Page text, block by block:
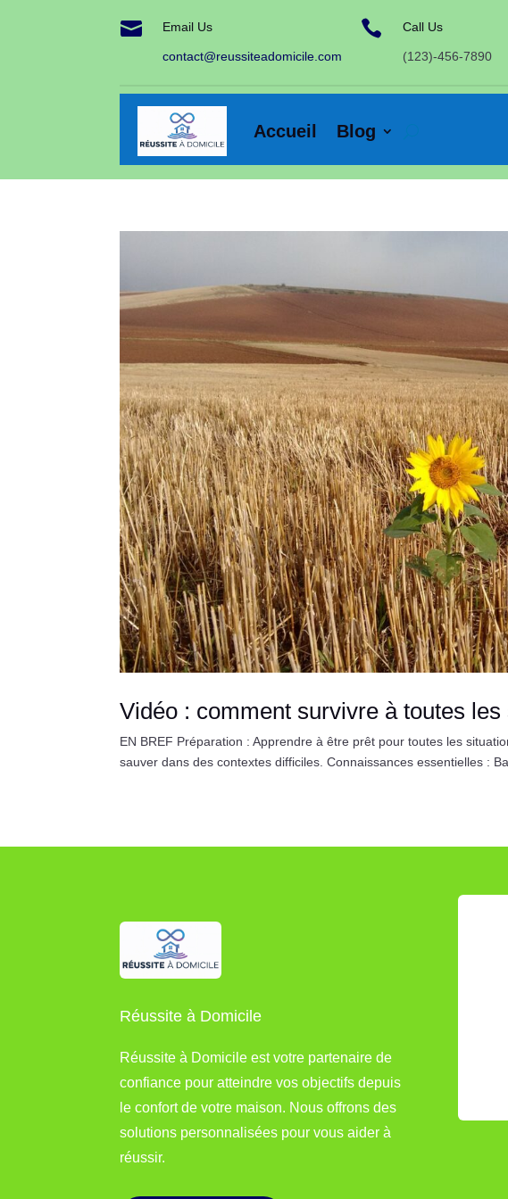
 Email Us
contact@reussiteadomicile.com
 Call Us
(123)-456-7890
Accueil Blog
Vidéo : comment survivre à toutes les
EN BREF Préparation : Apprendre à être prêt pour toutes les
sauver dans des contextes difficiles. Connaissances essentielles :
Réussite à Domicile
Réussite à Domicile est votre partenaire de
confiance pour atteindre vos objectifs depuis
le confort de votre maison. Nous offrons des
solutions personnalisées pour vous aider à
réussir.